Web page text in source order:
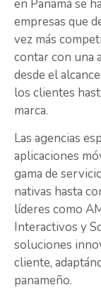
en Panamá se
empresas que
vez más
contar con una
desde el
los clientes
marca.
Las agencias
aplicaciones
gama de
nativas hasta
líderes como
Interactivos y
soluciones
cliente,
panameño.